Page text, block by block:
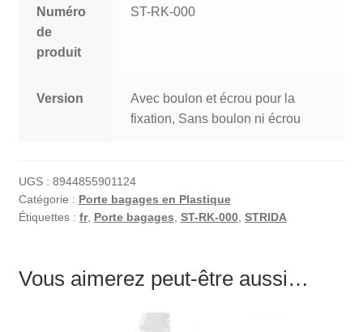
Numéro
de
produit
ST-RK-000
Version
Avec boulon et écrou pour la
fixation, Sans boulon ni écrou
UGS : 8944855901124
Catégorie : Porte bagages en Plastique
Étiquettes : fr, Porte bagages ST-RK-000, STRIDA
Vous aimerez peut-être aussi…